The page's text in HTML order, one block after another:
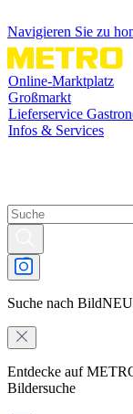
Navigieren Sie zu
Online-Marktplatz
Großmarkt
Lieferservice
Infos & Services
Suche nach Bild
Entdecke auf
Bildersuche